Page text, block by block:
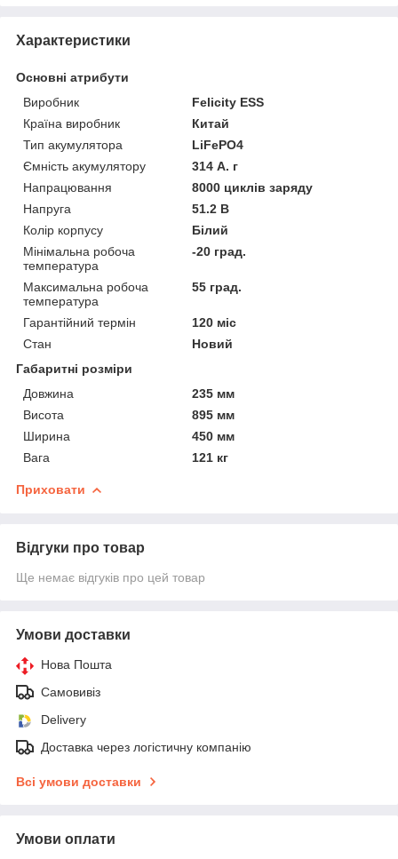
Характеристики
Основні атрибути
Виробник
Felicity ESS
Країна виробник
Китай
Тип акумулятора
LiFePO4
Ємність акумулятору
314 А. г
Напрацювання
8000 циклів заряду
Напруга
51.2 В
Колір корпусу
Білий
Мінімальна робоча
температура
-20 град.
Максимальна робоча
температура
55 град.
Гарантійний термін
120 міс
Стан
Новий
Габаритні розміри
Довжина
235 мм
Висота
895 мм
Ширина
450 мм
Вага
121 кг
Приховати
Відгуки про товар
Ще немає відгуків про цей товар
Умови доставки
Нова Пошта
Самовивіз
Delivery
Доставка через логістичну компанію
Всі умови доставки
Умови оплати